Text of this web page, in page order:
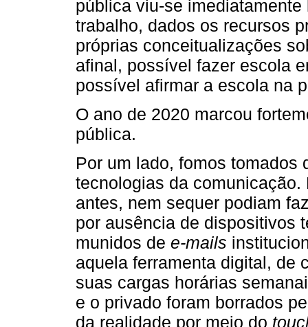
pública viu-se
trabalho, dados os recursos
próprias conceitualizações
afinal, possível fazer escola
possível afirmar a escola na
O ano de 2020 marcou
pública.
Por um lado, fomos tomados
tecnologias da
antes, nem sequer podiam
por ausência de dispositivos
munidos de e-mails
aquela ferramenta digital, de
suas cargas horárias
e o privado foram borrados
da realidade por meio do